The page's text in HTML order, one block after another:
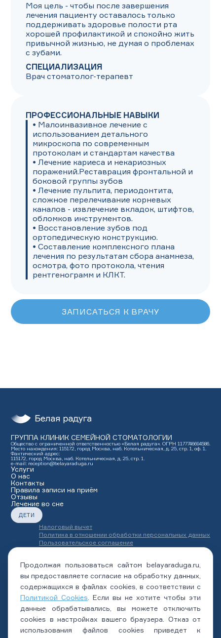
Моя цель - чтобы после завершения
лечения пациенту оставалось только
поддерживать здоровье полости рта
хорошей профилактикой и спокойно жить
привычной жизнью, не думая о проблемах
с зубами.
СПЕЦИАЛИЗАЦИЯ
Врач стоматолог-терапевт
ПРОФЕССИОНАЛЬНЫЕ НАВЫКИ
• Малоинвазивное лечение с
использованием детального
микроскопа по современным
протоколам и стандартам качества
• Лечение кариеса и некариозных
поражений.Реставрация фронтальной и
боковой группы зубов
• Лечение пульпита, периодонтита,
сложное перелечивание корневых
каналов - извлечение вкладок, штифтов,
обломков инструментов.
• Восстановление зубов под
ортопедическую конструкцию.
• Составление комплексного плана
лечения по результатам сбора анамнеза,
осмотра, фото протокола, чтения
рентгенограмм и КЛКТ.
ЗАПИСАТЬСЯ К ВРАЧУ
ГРУППА КЛИНИК СЕМЕЙНОЙ СТОМАТОЛОГИИ
Общество с ограниченной ответственностью «Белая радуга». ОГРН 1177746694586.
Место нахождения: 115172, город Москва, наб. Котельническая, д. 25, стр. 1, оф. 1.
Фактический адрес:
115172, город Москва, наб. Котельническая, д. 25, стр. 1.
e-mail: reception@belayaraduga.ru
Услуги
О нас
Контакты
Правила записи на приём
Отзывы
Лечение во сне
ДЕТИ
Налоговый вычет
Политика в отношении обработки персональных данных
Пользовательское соглашение
Стоимость
Программа Благодарности
ЗАПИСАТЬСЯ НА ПРИЕМ
МОБИЛЬНОЕ ПРИЛОЖЕНИЕ
Продолжая пользоваться сайтом belayaraduga.ru,
вы предоставляете согласие на обработку данных,
содержащихся в файлах cookies, в соответствии с
Политикой Cookies . Если вы не хотите чтобы эти
данные обрабатывались, вы можете отключить
cookies в настройках вашего браузера. Отказ от
использования файлов cookies приведет к